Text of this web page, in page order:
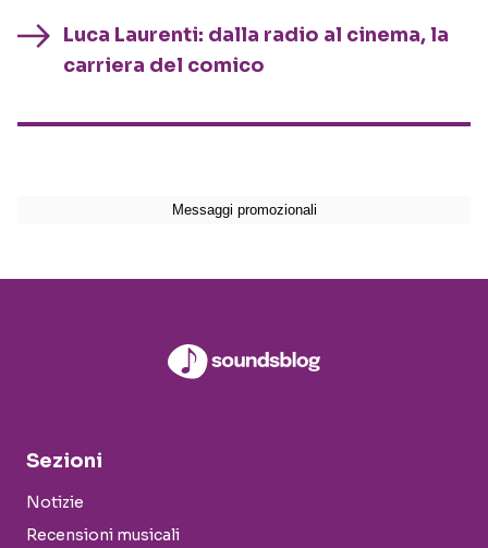
Luca Laurenti: dalla radio al cinema, la
carriera del comico
Sezioni
Notizie
Recensioni musicali